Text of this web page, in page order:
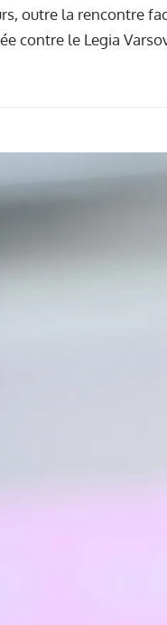
outre la rencontre
contre le Legia